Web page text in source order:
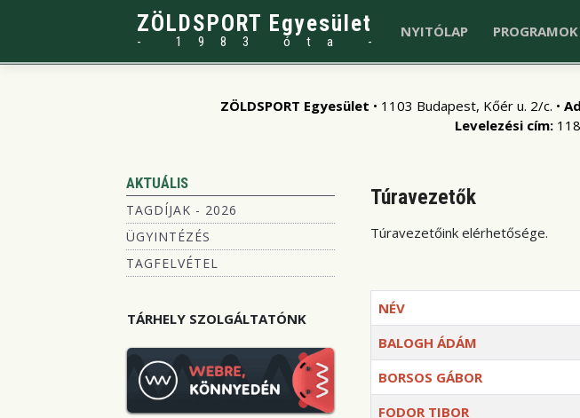
ZÖLDSPORT Egyesület
- 1983 óta -
NYITÓLAP
ZÖLDSPORT Egyesület • 1103 Budapest, Kőér u. 2/c. •
Levelezési cím:
AKTUÁLIS
TAGDÍJAK - 2026
ÜGYINTÉZÉS
TAGFELVÉTEL
TÁRHELY SZOLGÁLTATÓNK
Túravezetők
Túravezetőink elérhetősége.
NÉV
BALOGH ÁDÁM
BORSOS GÁBOR
FODOR TIBOR